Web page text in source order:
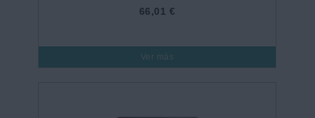
66,01 €
Ver más